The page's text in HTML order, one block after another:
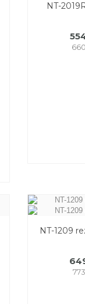
NT-
NT-1209